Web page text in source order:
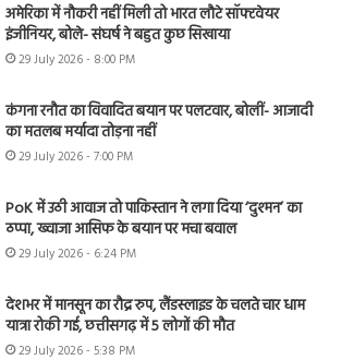
अमेरिका में नौकरी नहीं मिली तो भारत लौटे सॉफ्टवेयर
इंजीनियर, बोले- संघर्ष ने बहुत कुछ सिखाया
29 July 2026 - 8:00 PM
कंगना रनौत का विवादित बयान पर पलटवार, बोलीं- आजादी
का मतलब मर्यादा तोड़ना नहीं
29 July 2026 - 7:00 PM
PoK में उठी आवाज तो पाकिस्तान ने लगा दिया ‘दुश्मन’ का
ठप्पा, ख्वाजा आसिफ के बयान पर मचा बवाल
29 July 2026 - 6:24 PM
देशभर में मानसून का रौद्र रुप, लैंडस्लाइड के चलते चार धाम
यात्रा रोकी गई, छत्तीसगढ़ में 5 लोगों की मौत
29 July 2026 - 5:38 PM